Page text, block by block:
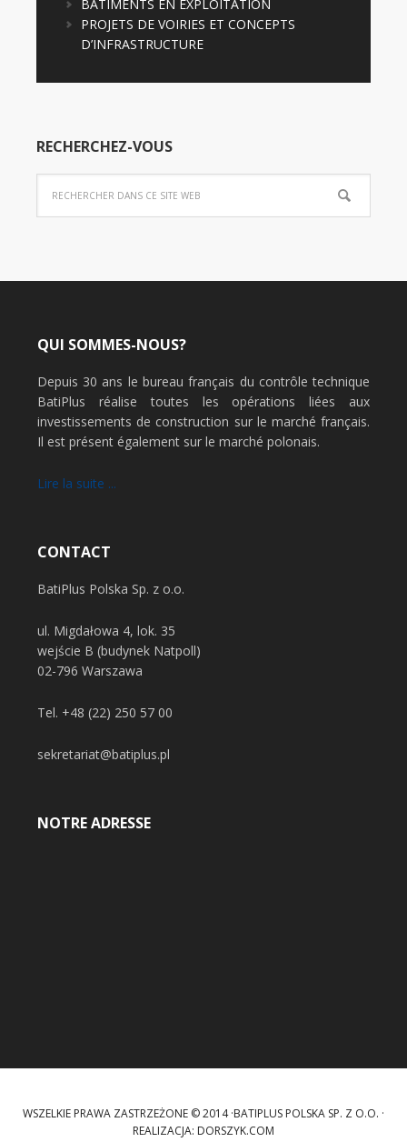
BÂTIMENTS EN EXPLOITATION
PROJETS DE VOIRIES ET CONCEPTS
D’INFRASTRUCTURE
RECHERCHEZ-VOUS
QUI SOMMES-NOUS?
Depuis 30 ans le bureau français du contrôle technique
BatiPlus réalise toutes les opérations liées aux
investissements de construction sur le marché français.
Il est présent également sur le marché polonais.
Lire la suite ...
CONTACT
BatiPlus Polska Sp. z o.o.
ul. Migdałowa 4, lok. 35
wejście B (budynek Natpoll)
02-796 Warszawa
Tel. +48 (22) 250 57 00
sekretariat@batiplus.pl
NOTRE ADRESSE
WSZELKIE PRAWA ZASTRZEŻONE © 2014 ·BATIPLUS POLSKA SP. Z O.O. ·
REALIZACJA: DORSZYK.COM